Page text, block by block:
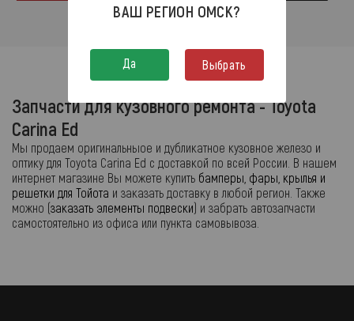
Запчасти для кузовного ремонта - Toyota
Carina Ed
Мы продаем оригинальныое и дубликатное кузовное железо и
оптику для Toyota Carina Ed с доставкой по всей России. В нашем
интернет магазине Вы можете купить бамперы, фары, крылья и
решетки для Тойота и заказать доставку в любой регион. Также
можно (заказать элементы подвески) и забрать автозапчасти
самостоятельно из офиса или пункта самовывоза.
ВАШ РЕГИОН ОМСК?
Да Выбрать